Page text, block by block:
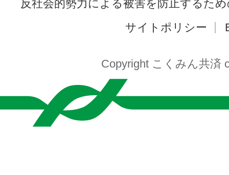
反社会的勢力による被害を防止するた
サイトポリシー
Copyright こくみん共済